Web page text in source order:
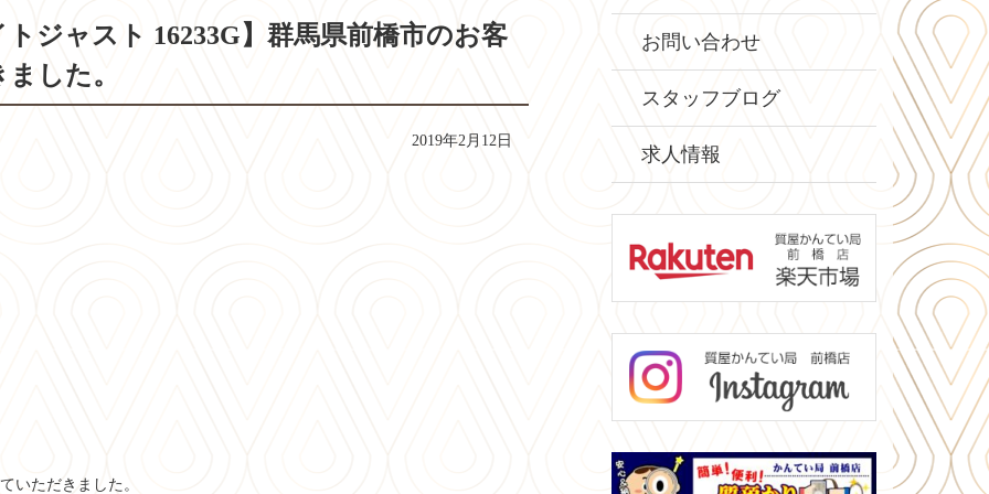
お問い合わせ
スタッフブログ
求人情報
ジャスト 16233G】群馬県前橋市のお客
した。
2019年2月12日
ただきました。